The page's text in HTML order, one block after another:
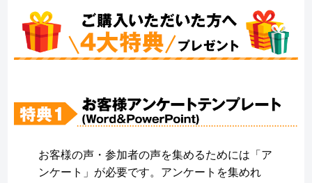
お客様の声・参加者の声を集めるためには「ア
ンケート」が必要です。アンケートを集めれ